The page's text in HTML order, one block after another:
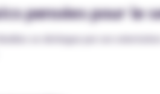
pensées pour le
se distingue par son